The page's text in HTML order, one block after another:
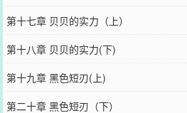
第十七章 贝贝的实力（上）
第十八章 贝贝的实力(下)
第十九章 黑色短刃(上)
第二十章 黑色短刃（下）